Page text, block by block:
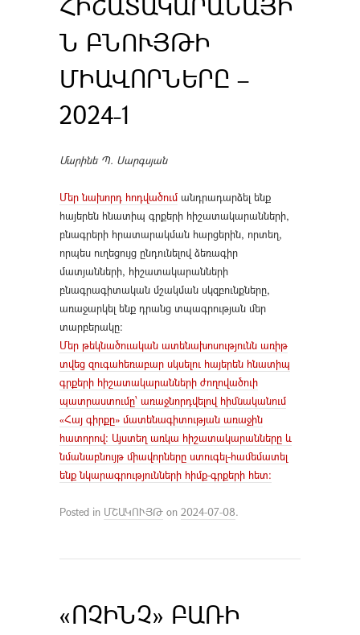
Ն ԲՆՈՒՅԹԻ
ՄԻԱՎՈՐՆԵՐԸ –
2024-1
Մարինե Պ. Սարգսյան
Մեր նախորդ հոդվածում անդրադարձել ենք
հայերեն հնատիպ գրքերի հիշատակարանների,
բնագրերի հրատարակման հարցերին, որտեղ,
որպես ուղեցույց ընդունելով ձեռագիր
մատյանների, հիշատակարանների
բնագրագիտական մշակման սկզբունքները,
առաջարկել ենք դրանց տպագրության մեր
տարբերակը:
Մեր թեկնածուական ատենախոսությունն առիթ
տվեց զուգահեռաբար սկսելու հայերեն հնատիպ
գրքերի հիշատակարանների ժողովածուի
պատրաստումը՝ առաջնորդվելով հիմնականում
«Հայ գիրքը» մատենագիտության առաջին
հատորով։ Այստեղ առկա հիշատակարանները և
նմանաբնույթ միավորները ստուգել-համեմատել
ենք նկարագրությունների հիմք-գրքերի հետ։
Posted in ՄՇԱԿՈՒՅԹ on 2024-07-08.
«ՈՉԻՆՉ» ԲԱՌԻ